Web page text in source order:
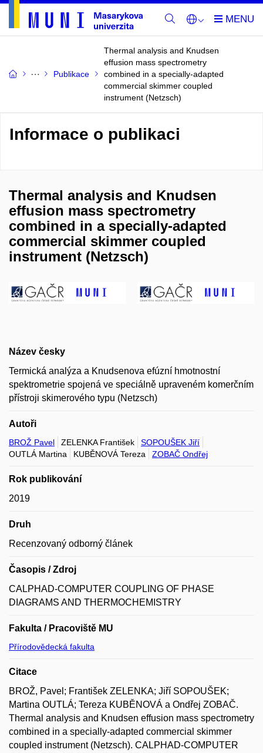
Publikace
Thermal analysis and Knudsen
effusion mass spectrometry
combined in a specially-adapted
commercial skimmer coupled
instrument (Netzsch)
Informace o publikaci
Thermal analysis and Knudsen
effusion mass spectrometry
combined in a specially-adapted
commercial skimmer coupled
instrument (Netzsch)
Název česky
Termická analýza a Knudsenova efúzní hmotnostní
spektrometrie spojená ve speciálně upraveném komerčním
přístroji skimerového typu (Netzsch)
Autoři
BROŽ Pavel ZELENKA František
SOPOUŠEK Jiří
OUTLÁ Martina
KUBĚNOVÁ Tereza ZOBAČ Ondřej
Rok publikování
2019
Druh
Recenzovaný odborný článek
Časopis / Zdroj
CALPHAD-COMPUTER COUPLING OF PHASE
DIAGRAMS AND THERMOCHEMISTRY
Fakulta / Pracoviště MU
Přírodovědecká fakulta
Citace
BROŽ, Pavel; František ZELENKA; Jiří SOPOUŠEK;
Martina OUTLÁ; Tereza KUBĚNOVÁ a Ondřej ZOBAČ.
Thermal analysis and Knudsen effusion mass spectrometry
combined in a specially-adapted commercial skimmer
coupled instrument (Netzsch). CALPHAD-COMPUTER